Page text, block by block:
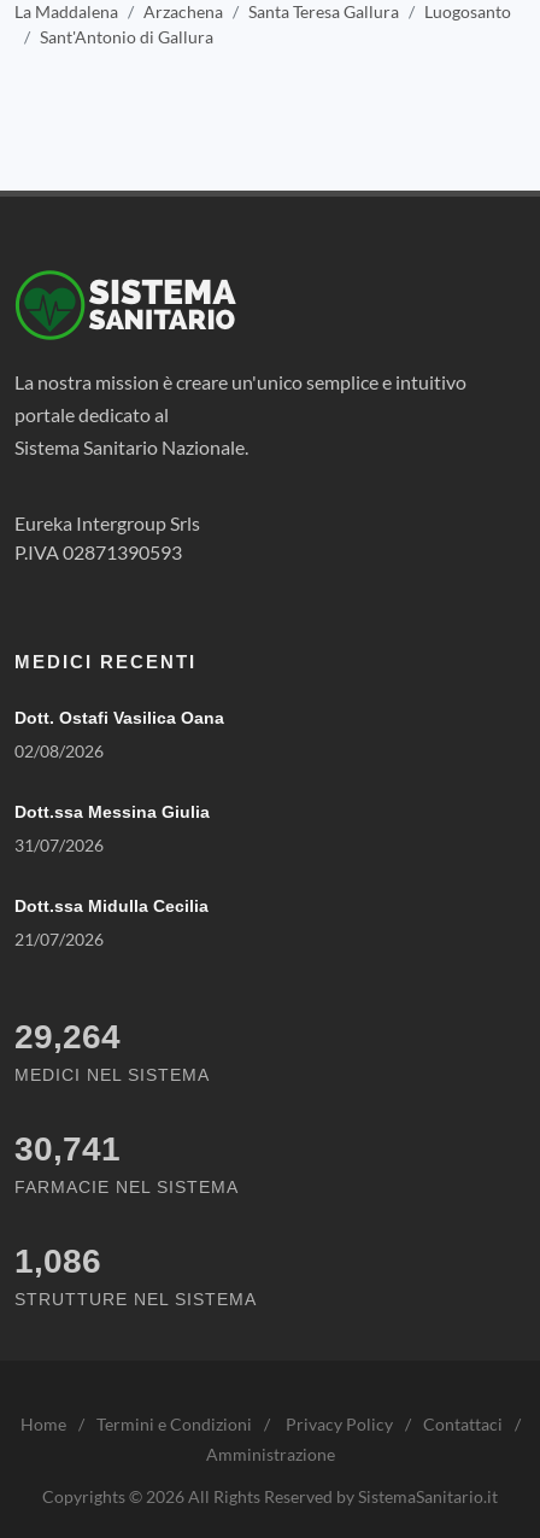
La Maddalena
Arzachena Santa Teresa Gallura
Luogosanto
Sant'Antonio di Gallura
La nostra mission è creare un'unico semplice e intuitivo
portale dedicato al
Sistema Sanitario Nazionale.
Eureka Intergroup Srls
P.IVA 02871390593
MEDICI RECENTI
Dott. Ostafi Vasilica Oana
02/08/2026
Dott.ssa Messina Giulia
31/07/2026
Dott.ssa Midulla Cecilia
21/07/2026
29,264
MEDICI NEL SISTEMA
30,741
FARMACIE NEL SISTEMA
1,086
STRUTTURE NEL SISTEMA
Home / Termini e Condizioni / Privacy Policy / Contattaci
/
Amministrazione
Copyrights © 2026 All Rights Reserved by SistemaSanitario.it